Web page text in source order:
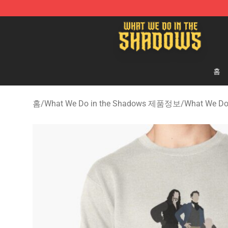
What We Do in the Shadows Shop - Official What
홈
홈/What We Do in the Shadows 제품정보/What We